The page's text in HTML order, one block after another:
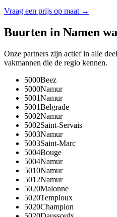
Vraag een prijs op maat →
Buurten in Namen
Onze partners zijn actief in alle
vakmannen die de regio kennen.
5000Beez
5000Namur
5001Namur
5001Belgrade
5002Namur
5002Saint-Servais
5003Namur
5003Saint-Marc
5004Bouge
5004Namur
5010Namur
5012Namur
5020Malonne
5020Temploux
5020Champion